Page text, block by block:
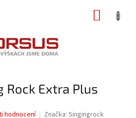
Rock Extra Plus
hodnocení Značka: Singingrock